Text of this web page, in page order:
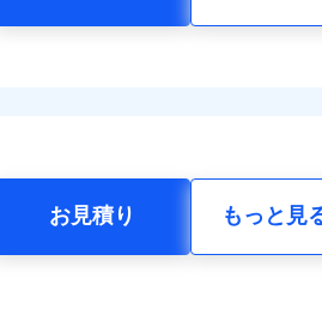
お見積り もっと見